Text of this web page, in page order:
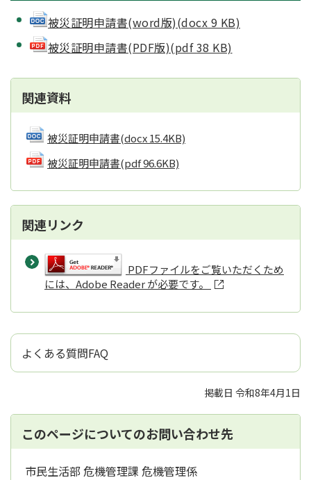
被災証明申請書(word版)(docx 9 KB)
被災証明申請書(PDF版)(pdf 38 KB)
関連資料
被災証明申請書(docx 15.4KB)
被災証明申請書(pdf 96.6KB)
関連リンク
PDFファイルをご覧いただくため
には、Adobe Reader が必要です。
よくある質問FAQ
掲載日 令和8年4月1日
このページについてのお問い合わせ先
市民生活部 危機管理課 危機管理係